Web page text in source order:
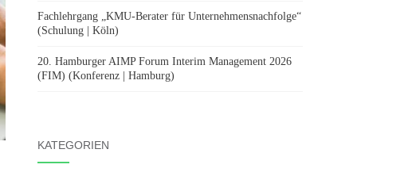
Fachlehrgang „KMU-Berater für Unternehmensnachfolge“
(Schulung | Köln)
20. Hamburger AIMP Forum Interim Management 2026
(FIM) (Konferenz | Hamburg)
KATEGORIEN